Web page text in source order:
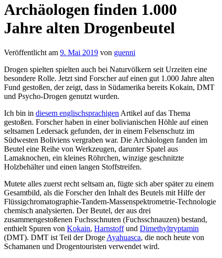
Archäologen finden 1.000
Jahre alten Drogenbeutel
Veröffentlicht am 9. Mai 2019 von guenni
Drogen spielten spielten auch bei Naturvölkern seit Urzeiten eine
besondere Rolle. Jetzt sind Forscher auf einen gut 1.000 Jahre alten
Fund gestoßen, der zeigt, dass in Südamerika bereits Kokain, DMT
und Psycho-Drogen genutzt wurden.
Ich bin in diesem englischsprachigen Artikel auf das Thema
gestoßen. Forscher haben in einer bolivianischen Höhle auf einen
seltsamen Ledersack gefunden, der in einem Felsenschutz im
Südwesten Boliviens vergraben war. Die Archäologen fanden im
Beutel eine Reihe von Werkzeugen, darunter Spatel aus
Lamaknochen, ein kleines Röhrchen, winzige geschnitzte
Holzbehälter und einen langen Stoffstreifen.
Mutete alles zuerst recht seltsam an, fügte sich aber später zu einem
Gesamtbild, als die Forscher den Inhalt des Beutels mit Hilfe der
Flüssigchromatographie-Tandem-Massenspektrometrie-Technologie
chemisch analysierten. Der Beutel, der aus drei
zusammengestoßenen Fuchsschnuten (Fuchsschnauzen) bestand,
enthielt Spuren von Kokain, Harnstoffund Dimethyltryptamin
(DMT). DMT ist Teil der Droge Ayahuasca, die noch heute von
Schamanen und Drogentouristen verwendet wird.